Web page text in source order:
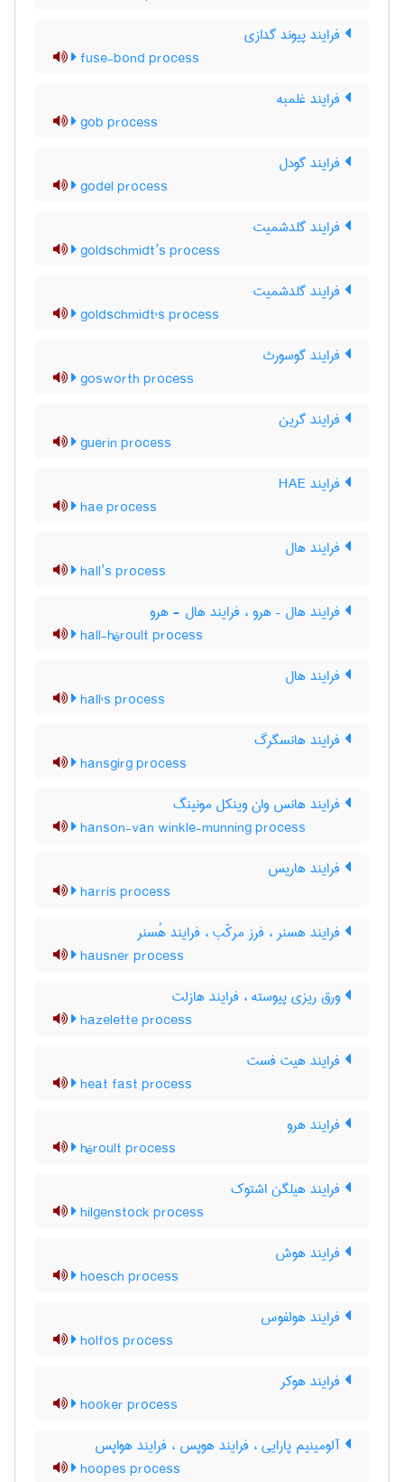
فرایند پیوند گدازی
fuse-bond process
فرایند غلمبه
gob process
فرایند گودل
godel process
فرایند گلدشمیت
goldschmidt’s process
فرایند گلدشمیت
goldschmidt's process
فرایند گوسورث
gosworth process
فرایند گرین
guerin process
فرایند HAE
hae process
فرایند هال
hall’s process
فرایند هال – هرو ، فرایند هال - هرو
hall-héroult process
فرایند هال
hall's process
فرایند هانسگرگ
hansgirg process
فرایند هانس وان وینکل مونینگ
hanson-van winkle-munning process
فرایند هاریس
harris process
فرایند هسنر ، فرز مرکّب ، فرایند هُسنر
hausner process
ورق ریزی پیوسته ، فرایند هازلت
hazelette process
فرایند هیت فست
heat fast process
فرایند هرو
héroult process
فرایند هیلگن اشتوک
hilgenstock process
فرایند هوش
hoesch process
فرایند هولفوس
holfos process
فرایند هوکر
hooker process
آلومینیم پارایی ، فرایند هوپس ، فرایند هواپس
hoopes process